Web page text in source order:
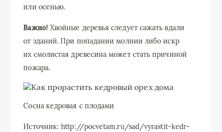
или осенью.
Важно! Хвойные деревья следует сажать вдали
от зданий. При попадании молнии либо искр
их смолистая древесина может стать причиной
пожара.
Сосна кедровая с плодами
Источник: http://pocvetam.ru/sad/vyrastit-kedr-